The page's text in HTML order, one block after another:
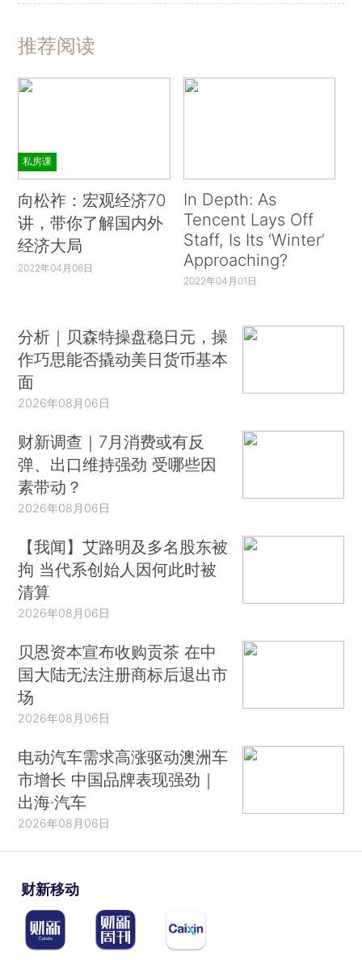
推荐阅读
私房课
向松祚：宏观经济70
讲，带你了解国内外
经济大局
2022年04月06日
In Depth: As
Tencent Lays Off
Staff, Is Its ‘Winter’
Approaching?
2022年04月01日
分析｜贝森特操盘稳日元，操
作巧思能否撬动美日货币基本
面
2026年08月06日
财新调查｜7月消费或有反
弹、出口维持强劲 受哪些因
素带动？
2026年08月06日
【我闻】艾路明及多名股东被
拘 当代系创始人因何此时被
清算
2026年08月06日
贝恩资本宣布收购贡茶 在中
国大陆无法注册商标后退出市
场
2026年08月06日
电动汽车需求高涨驱动澳洲车
市增长 中国品牌表现强劲｜
出海·汽车
2026年08月06日
财新移动